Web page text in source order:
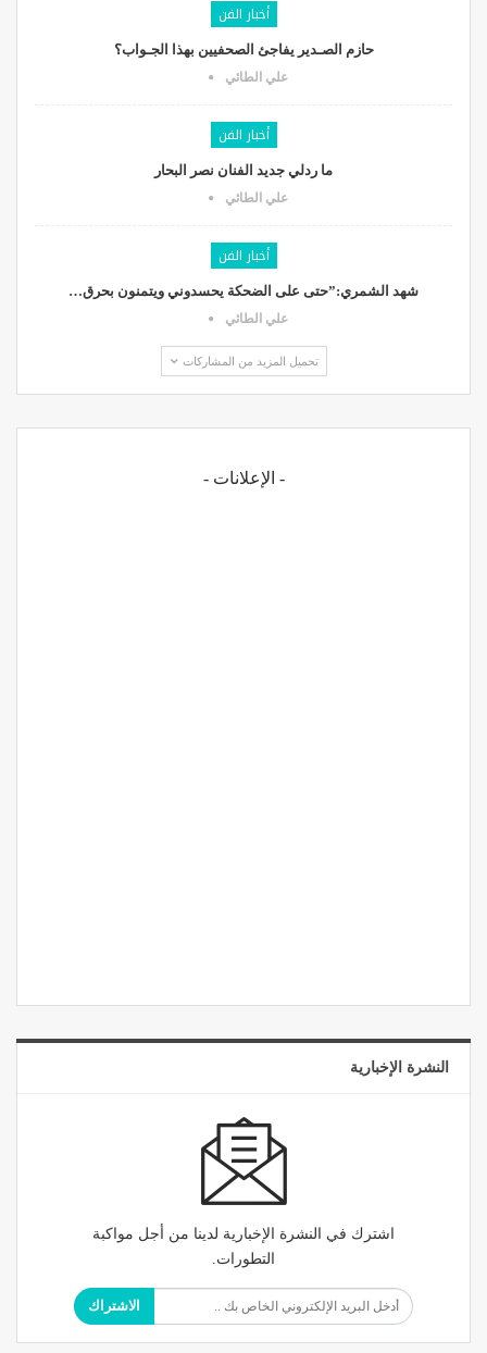
أخبار الفن
حازم الصـدير يفاجئ الصحفيين بهذا الجـواب؟
علي الطائي
أخبار الفن
ما ردلي جديد الفنان نصر البحار
علي الطائي
أخبار الفن
شهد الشمري:”حتى على الضحكة يحسدوني ويتمنون بحرق…
علي الطائي
تحميل المزيد من المشاركات
- الإعلانات -
النشرة الإخبارية
اشترك في النشرة الإخبارية لدينا من أجل مواكبة
التطورات.
الاشتراك